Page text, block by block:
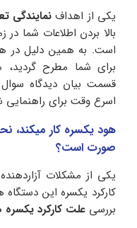
یکی از اهداف نمایندگی
بالا بردن اطلاعات شما در
است. به همین دلیل در
برای شما مطرح گردید،
قسمت بیان دیدگاه سوال
اسرع وقت برای راهنمایی
هود یکسره کار میکند،
صورت است؟
یکی از مشکلات
کارکرد یکسره این
بررسی علت کارکرد